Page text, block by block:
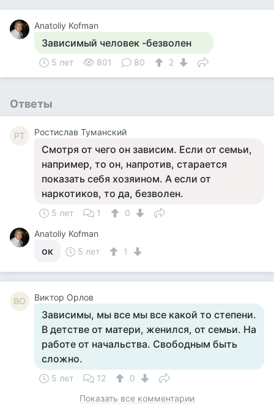
Anatoliy Kofman
Зависимый человек -безволен
5 лет 801 80 2
Ответы
РТ Ростислав Туманский
Смотря от чего он зависим. Если от семьи,
например, то он, напротив, старается
показать себя хозяином. А если от
наркотиков, то да, безволен.
5 лет 1
0
Anatoliy Kofman
ок 5 лет 1
ВО Виктор Орлов
Зависимы, мы все мы все какой то степени.
В детстве от матери, женился, от семьи. На
работе от начальства. Свободным быть
сложно.
5 лет 12
0
Показать все комментарии